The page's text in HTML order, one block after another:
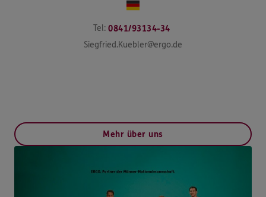
Tel: 0841/93134-34
Siegfried.Kuebler@ergo.de
Mehr über uns